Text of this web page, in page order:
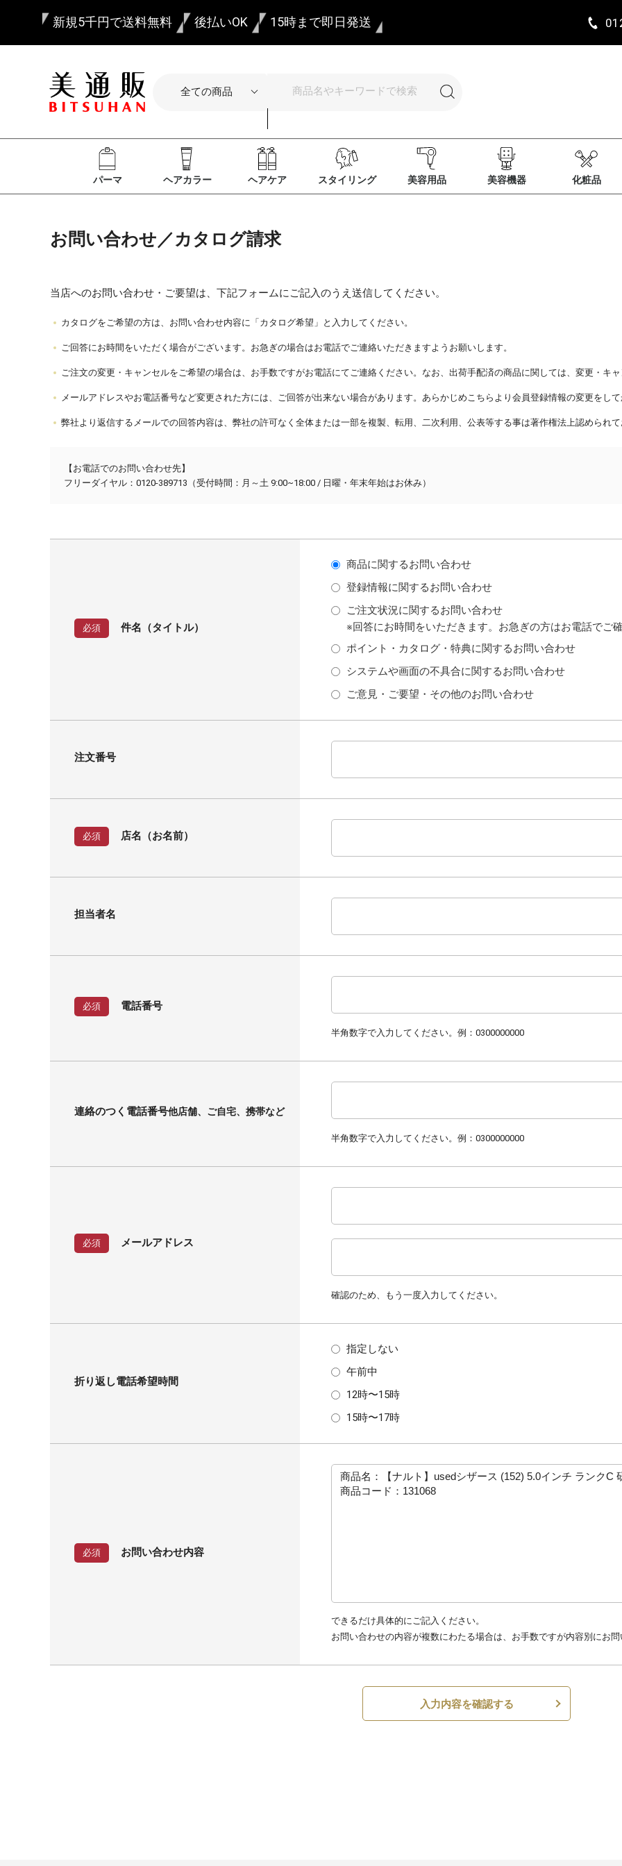
新規5千円で送料無料 後払いOK 15時まで即日発送
パーマ ヘアカラー ヘアケア スタイリング 美容用品 美容機器 化粧品
お問い合わせ／カタログ請求
当店へのお問い合わせ・ご要望は、下記フォームにご記入のうえ送信してください。
カタログをご希望の方は、お問い合わせ内容に「カタログ希望」と入力してください。
ご回答にお時間をいただく場合がございます。お急ぎの場合はお電話でご連絡いただきますようお願いします。
ご注文の変更・キャンセルをご希望の場合は、お手数ですがお電話にてご連絡ください。なお、出荷手配済の商品に関しては、変更・キ
メールアドレスやお電話番号など変更された方には、ご回答が出来ない場合があります。あらかじめこちらより会員登録情報の変更をして
弊社より返信するメールでの回答内容は、弊社の許可なく全体または一部を複製、転用、二次利用、公表等する事は著作権法上認められて
【お電話でのお問い合わせ先】
フリーダイヤル：0120-389713 （受付時間：月～土 9:00~18:00 / 日曜・年末年始はお休み）
必須 件名（タイトル）
商品に関するお問い合わせ
登録情報に関するお問い合わせ
ご注文状況に関するお問い合わせ
※回答にお時間をいただきます。お急ぎの方はお電話でご確
ポイント・カタログ・特典に関するお問い合わせ
システムや画面の不具合に関するお問い合わせ
ご意見・ご要望・その他のお問い合わせ
注文番号
必須 店名（お名前）
担当者名
必須 電話番号
半角数字で入力してください。例：0300000000
連絡のつく電話番号他店舗、ご自宅、携帯など
半角数字で入力してください。例：0300000000
必須 メールアドレス
確認のため、もう一度入力してください。
折り返し電話希望時間
指定しない
午前中
12時〜15時
15時〜17時
必須 お問い合わせ内容
できるだけ具体的にご記入ください。
お問い合わせの内容が複数にわたる場合は、お手数ですが内容別にお問
入力内容を確認する